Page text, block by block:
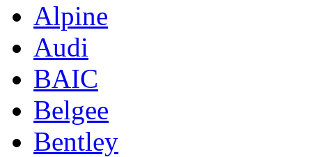
Alpine
Audi
BAIC
Belgee
Bentley